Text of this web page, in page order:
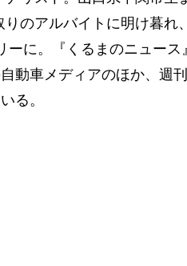
のアルバイトに明け暮れ、
に。『くるまのニュース』
動車メディアのほか、週
る。